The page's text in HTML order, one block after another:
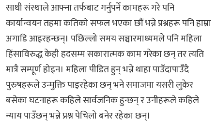
साथी संस्थाले आफ्ना तर्फबाट गर्नुपर्ने कामहरू गरे पनि
कार्यान्वयन तहमा कतिको सफल भएका छौं भन्ने प्रश्नहरू पनि हाम्रा
अगाडि आइरहन्छन्। पछिल्लो समय सञ्चारमाध्यमले पनि महिला
हिंसाविरुद्ध केही हदसम्म सकारात्मक काम गरेका छन् तर त्यति
मात्रै सम्पूर्ण होइन। महिला पीडित हुन् भन्ने थाहा पाउँदापाउँदै
पुरुषहरूले उन्मुक्ति पाइरहेका छन् भने समाजमा यसरी लुकेर
बसेका घटनाहरू कहिले सार्वजनिक हुन्छन् र उनीहरूले कहिले
न्याय पाउँछन् भन्ने प्रश्न पेचिलो बनेर रहेका छन्।